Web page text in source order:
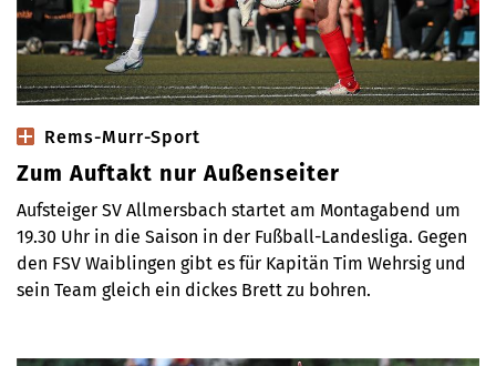
Rems-Murr-Sport
Zum Auftakt nur Außenseiter
Aufsteiger SV Allmersbach startet am Montagabend um
19.30 Uhr in die Saison in der Fußball-Landesliga. Gegen
den FSV Waiblingen gibt es für Kapitän Tim Wehrsig und
sein Team gleich ein dickes Brett zu bohren.